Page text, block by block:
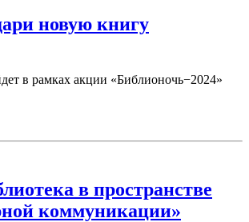
новую книгу
в рамках акции «Библионочь−2024»
в пространстве
коммуникации»